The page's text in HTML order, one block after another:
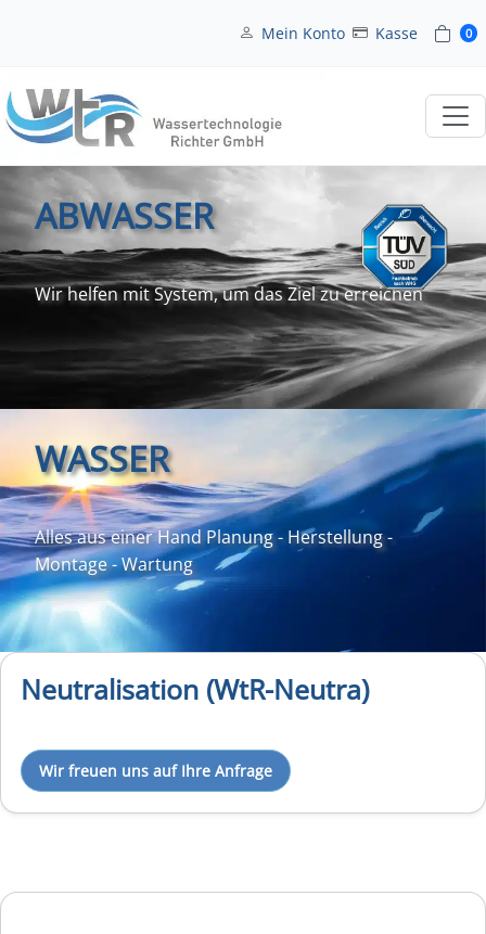
Mein Konto Kasse 0
ABWASSER
Wir helfen mit System, um das Ziel zu erreichen
WASSER
Alles aus einer Hand Planung - Herstellung -
Montage - Wartung
Neutralisation (WtR-Neutra)
Wir freuen uns auf Ihre Anfrage